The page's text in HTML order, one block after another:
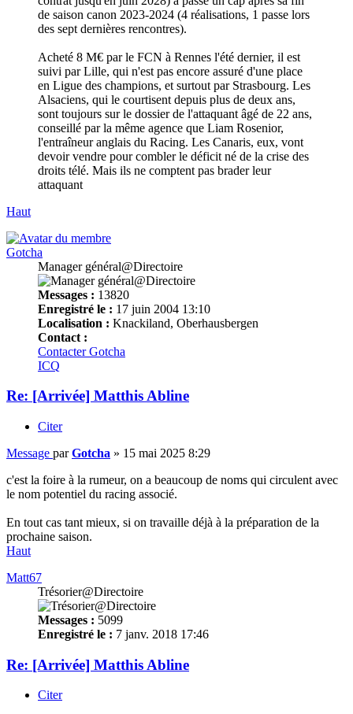
de saison canon 2023-2024 (4 réalisations, 1 passe lors
des sept dernières rencontres).
Acheté 8 M€ par le FCN à Rennes l'été dernier, il est
suivi par Lille, qui n'est pas encore assuré d'une place
en Ligue des champions, et surtout par Strasbourg. Les
Alsaciens, qui le courtisent depuis plus de deux ans,
sont toujours sur le dossier de l'attaquant âgé de 22 ans,
conseillé par la même agence que Liam Rosenior,
l'entraîneur anglais du Racing. Les Canaris, eux, vont
devoir vendre pour combler le déficit né de la crise des
droits télé. Mais ils ne comptent pas brader leur
attaquant
Haut
Gotcha
Manager général@Directoire
Messages : 13820
Enregistré le : 17 juin 2004 13:10
Localisation : Knackiland, Oberhausbergen
Contact :
Contacter Gotcha
ICQ
Re: [Arrivée] Matthis Abline
Citer
Message parGotcha » 15 mai 2025 8:29
c'est la foire à la rumeur, on a beaucoup de noms qui circulent avec
le nom potentiel du racing associé.
En tout cas tant mieux, si on travaille déjà à la préparation de la
prochaine saison.
Haut
Matt67
Trésorier@Directoire
Messages : 5099
Enregistré le : 7 janv. 2018 17:46
Re: [Arrivée] Matthis Abline
Citer